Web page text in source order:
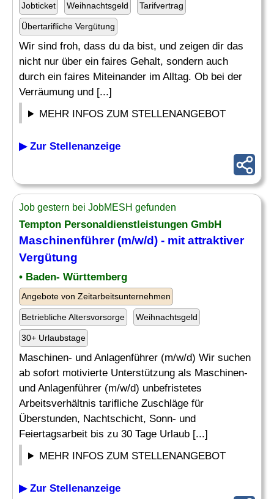
Jobticket Weihnachtsgeld Tarifvertrag
Übertarifliche Vergütung
Wir sind froh, dass du da bist, und zeigen dir das
nicht nur über ein faires Gehalt, sondern auch
durch ein faires Miteinander im Alltag. Ob bei der
Verräumung und [...]
MEHR INFOS ZUM STELLENANGEBOT
▶ Zur Stellenanzeige
Job gestern bei JobMESH gefunden
Tempton Personaldienstleistungen GmbH
Maschinenführer (m/w/d) - mit attraktiver
Vergütung
• Baden- Württemberg
Angebote von Zeitarbeitsunternehmen
Betriebliche Altersvorsorge Weihnachtsgeld
30+ Urlaubstage
Maschinen- und Anlagenführer (m/w/d) Wir suchen
ab sofort motivierte Unterstützung als Maschinen-
und Anlagenführer (m/w/d) unbefristetes
Arbeitsverhältnis tarifliche Zuschläge für
Überstunden, Nachtschicht, Sonn- und
Feiertagsarbeit bis zu 30 Tage Urlaub [...]
MEHR INFOS ZUM STELLENANGEBOT
▶ Zur Stellenanzeige